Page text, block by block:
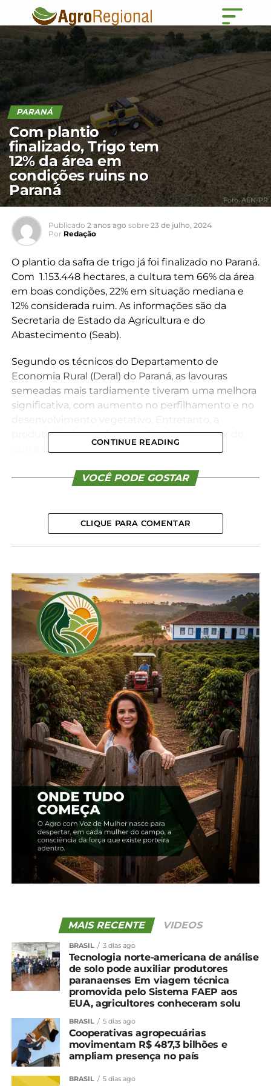
PARANÁ
Com plantio
finalizado, Trigo tem
12% da área em
condições ruins no
Paraná
Foto: AEN-PR
Publicado 2 anos ago sobre 23 de julho, 2024
Por Redação
O plantio da safra de trigo já foi finalizado no Paraná.
Com 1.153.448 hectares, a cultura tem 66% da área
em boas condições, 22% em situação mediana e
12% considerada ruim. As informações são da
Secretaria de Estado da Agricultura e do
Abastecimento (Seab).
Segundo os técnicos do Departamento de
Economia Rural (Deral) do Paraná, as lavouras
semeadas mais tardiamente tiveram uma melhora
significativa, com aumento no perfilhamento e no
produtividade , conforme o Deral, será menor do
que a estimada inicialmente nas lavouras
A explicação é que essas lavouras já foram
reduzido tamanho das espiguetas.
CEVADA E MILHO
Outra cultura de inverno, a cevada também já foi
semeada no estado. Nesta semana, a avaliação do
Deral é de que 88% da área apresenta boas
condições e apenas 1% tem situação ruim. Já o
milho de segunda safra tem 76% da área colhida.
Segundo o Deral, à medida que os trabalhos de
colheita avança, os rendimentos diminuem na
maior parte das lavouras. “Considerando os preços
atuais, os produtores se esforçam para fechar as
contas devido ao investimento realizado na
cultura”, informa o boletim de tempo a cultivo
desta semana.
*Redação
Compartilhe isso:
Facebook 18+
77% no Paraná
4 de julho, 2025
Em "Paraná"
lavouras no Paraná
7 de maio, 2024
Em "Paraná"
Plantio do trigo chega a
14% no Paraná, aponta
Deral
1 de maio, 2025
Em "Paraná"
TÓPICOS RELACIONADOS:
CONTINUE READING
VOCÊ PODE GOSTAR
CLIQUE PARA COMENTAR
MAIS RECENTE VIDEOS
BRASIL 3 dias ago
Tecnologia norte-americana de análise
de solo pode auxiliar produtores
paranaenses Em viagem técnica
promovida pelo Sistema FAEP aos
EUA, agricultores conheceram solu
BRASIL 5 dias ago
Cooperativas agropecuárias
movimentam R$ 487,3 bilhões e
ampliam presença no país
BRASIL 5 dias ago